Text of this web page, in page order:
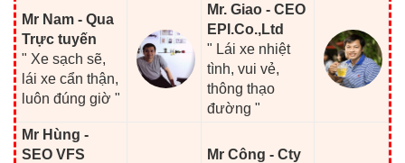
Mr Nam - Qua
Trực tuyến
" Xe sạch sẽ,
lái xe cẩn thận,
luôn đúng giờ "
Mr. Giao - CEO
EPI.Co.,Ltd
" Lái xe nhiệt
tình, vui vẻ,
thông thạo
đường "
Mr Hùng -
SEO VFS
Mr Công - Cty